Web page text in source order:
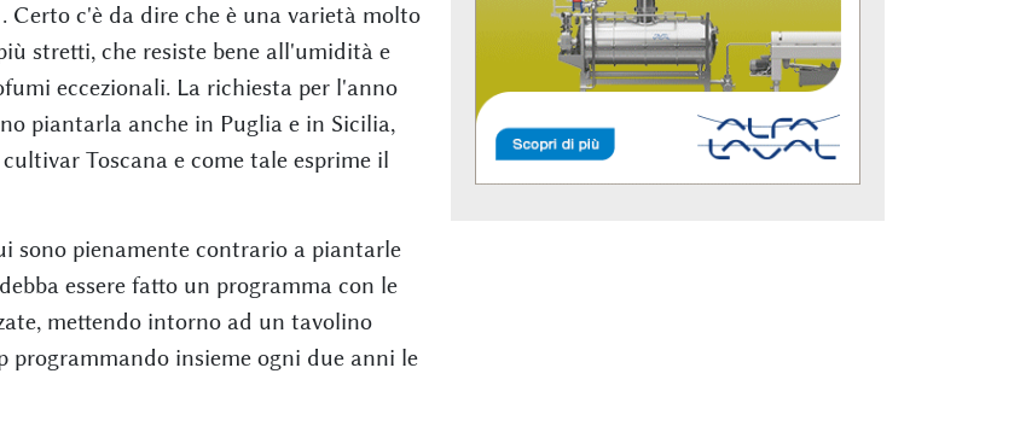
Certo c'è da dire che è una varietà molto
stretti, che resiste bene all'umidità e
eccezionali. La richiesta per l'anno
piantarla anche in Puglia e in Sicilia,
Toscana e come tale esprime il
sono pienamente contrario a piantarle
essere fatto un programma con le
mettendo intorno ad un tavolino
insieme ogni due anni le